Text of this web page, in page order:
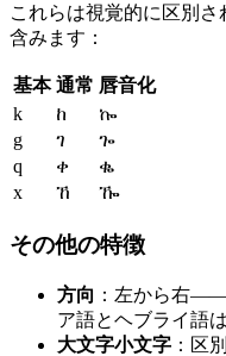
これらは視覚的に区別
含みます：
基本 通常 唇音化
k
ከ
ኰ
g
ገ
ጐ
q
ቀ
ቈ
x
ኸ ዀ
その他の特徴
方向 ：左から右
ア語とヘブライ語
大文字小文字 ：区